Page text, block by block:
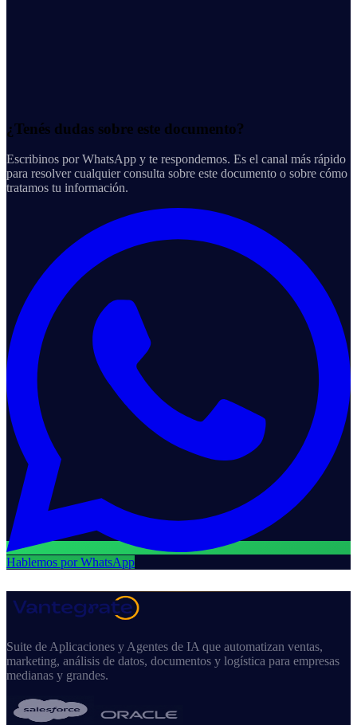
¿Tenés dudas sobre este documento?
Escribinos por WhatsApp y te respondemos. Es el canal más rápido
para resolver cualquier consulta sobre este documento o sobre cómo
tratamos tu información.
Hablemos por WhatsApp
Suite de Aplicaciones y Agentes de IA que automatizan ventas,
marketing, análisis de datos, documentos y logística para empresas
medianas y grandes.